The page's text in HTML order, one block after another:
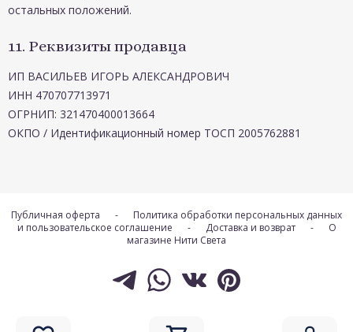
остальных положений.
11. Реквизиты продавца
ИП ВАСИЛЬЕВ ИГОРЬ АЛЕКСАНДРОВИЧ
ИНН 470707713971
ОГРНИП: 321470400013664
ОКПО / Идентификационный номер ТОСП 2005762881
Публичная оферта -
Политика обработки персональных данных
и пользовательское соглашение
- Доставка и возврат -
О
магазине Нити Света